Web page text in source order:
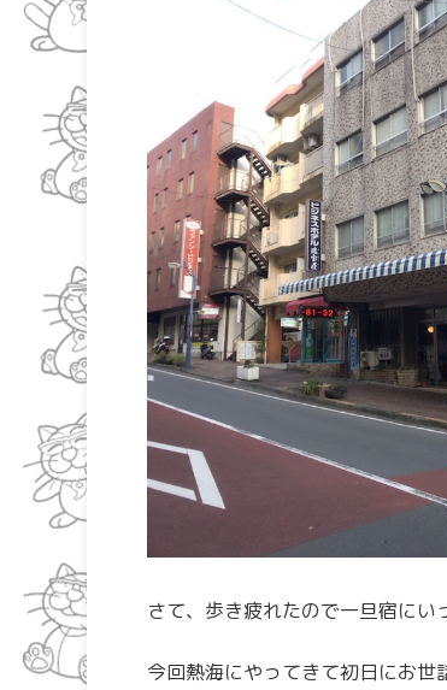
さて、歩き疲れたので一旦宿にい
今回熱海にやってきて初日にお世